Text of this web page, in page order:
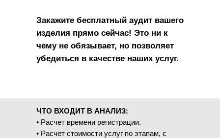
Закажите бесплатный аудит вашего
изделия прямо сейчас! Это ни к
чему не обязывает, но позволяет
убедиться в качестве наших услуг.
ЧТО ВХОДИТ В АНАЛИЗ:
• Расчет времени регистрации.
• Расчет стоимости услуг по этапам, с